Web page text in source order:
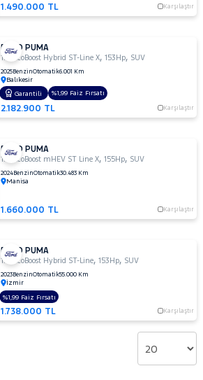
1.490.000 TL Karşılaştır
FORD PUMA
1.0 EcoBoost Hybrid ST-Line X,153Hp, SUV
2025BenzinOtomatik6.001 Km
Balıkesir
2.182.900 TL Karşılaştır
Garantili %1,99 Faiz Fırsatı
FORD PUMA
1.0 EcoBoost mHEV ST Line X,155Hp, SUV
2024BenzinOtomatik30.483 Km
Manisa
1.660.000 TL Karşılaştır
FORD PUMA
1.0 EcoBoost Hybrid ST-Line,153Hp, SUV
2023BenzinOtomatik55.000 Km
İzmir
1.738.000 TL Karşılaştır
%1,99 Faiz Fırsatı